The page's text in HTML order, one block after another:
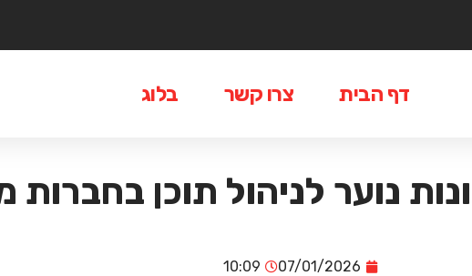
דף הבית צרו קשר בלוג
נוער לניהול תוכן בחברות
07/01/2026
10:09